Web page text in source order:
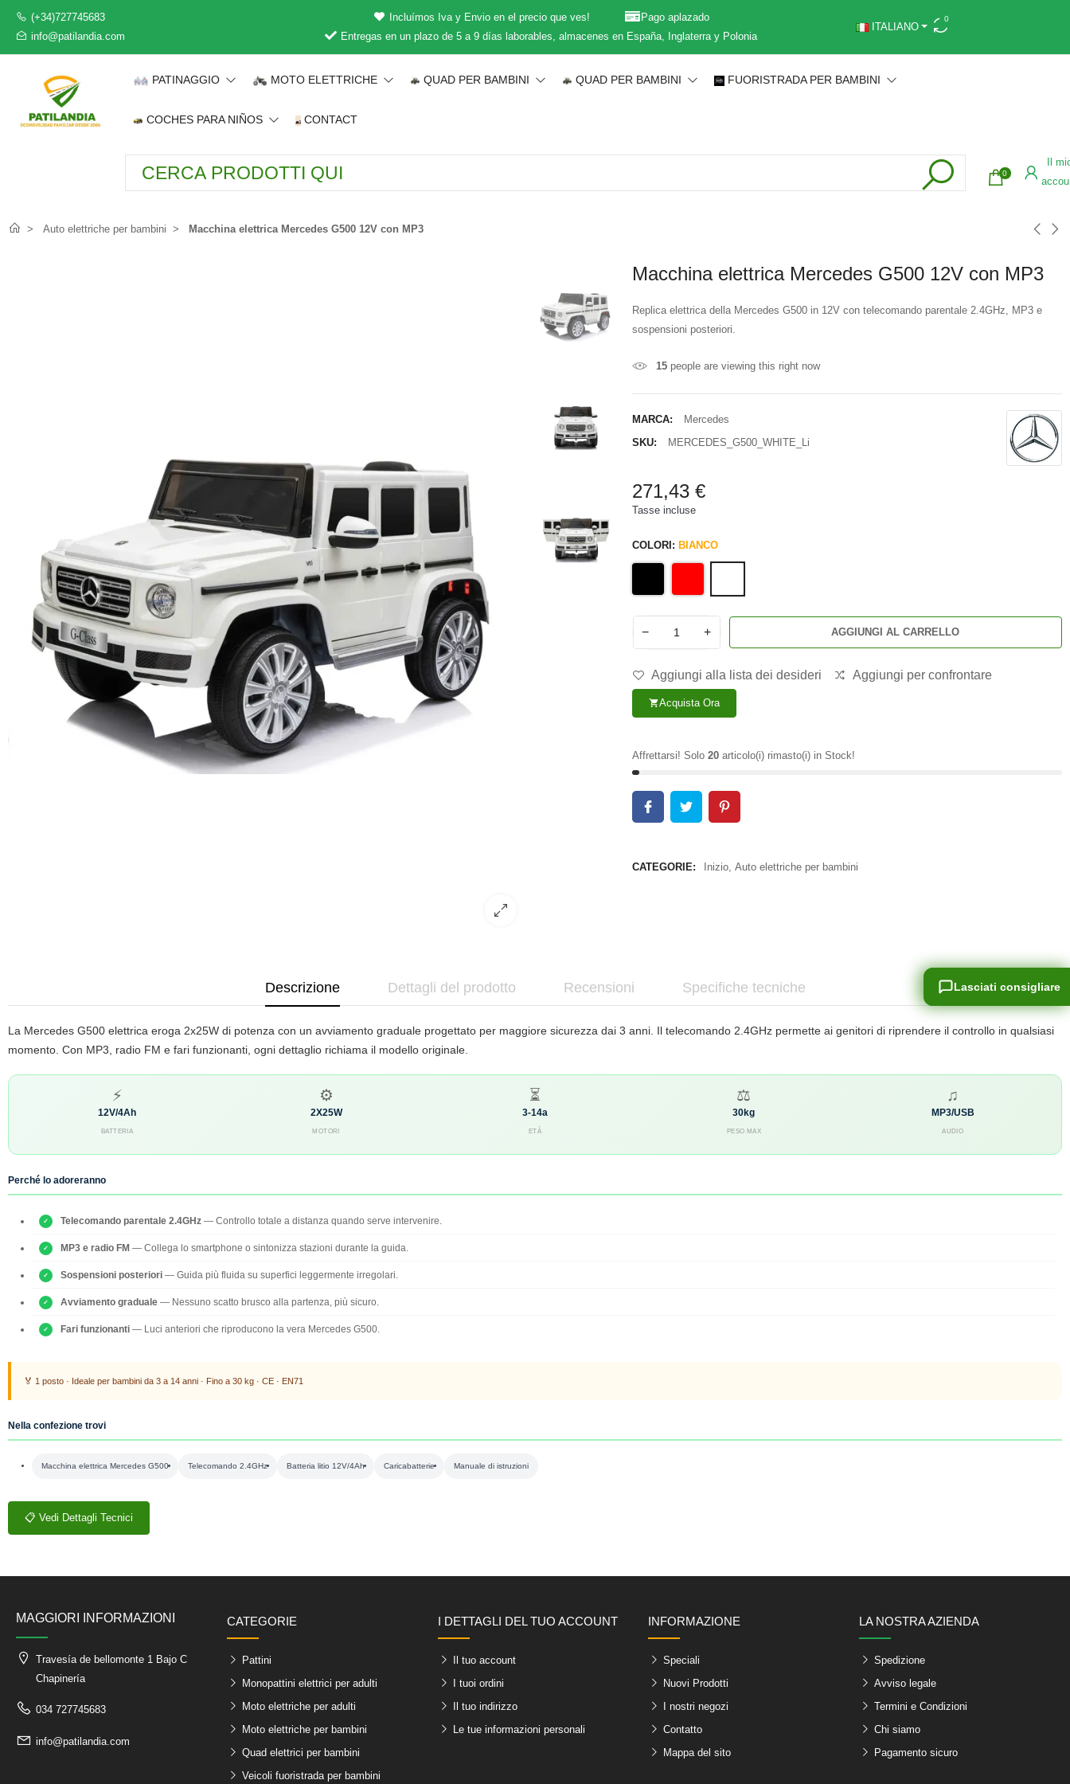
(+34)727745683
info@patilandia.com
Incluímos Iva y Envio en el precio que ves!
Pago aplazado
Entregas en un plazo de 5 a 9 días laborables, almacenes en España, Inglaterra y Polonia
ITALIANO
0
PATINAGGIO MOTO ELETTRICHE QUAD PER BAMBINI QUAD PER BAMBINI FUORISTRADA PER BAMBINI
COCHES PARA NIÑOS CONTACT
0
Il
Auto elettriche per bambini Macchina elettrica Mercedes G500 12V con MP3
Macchina elettrica Mercedes G500 12V con MP3
Replica elettrica della Mercedes G500 in 12V con telecomando parentale 2.4GHz, MP3 e
sospensioni posteriori.
15people are viewing this right now
MARCA:
Mercedes
SKU:
MERCEDES_G500_WHITE_Li
271,43 €
Tasse incluse
COLORI: BIANCO
− + AGGIUNGI AL CARRELLO
Aggiungi alla lista dei desideri Aggiungi per confrontare
shopping_cartAcquista Ora
Affrettarsi! Solo 20articolo(i) rimasto(i) in Stock!
CATEGORIE: Inizio, Auto elettriche per bambini
Descrizione Dettagli del prodotto Recensioni Specifiche tecniche
La Mercedes G500 elettrica eroga 2x25W di potenza con un avviamento graduale progettato per maggiore sicurezza dai 3 anni. Il telecomando 2.4GHz permette ai genitori di riprendere il controllo in qualsiasi
momento. Con MP3, radio FM e fari funzionanti, ogni dettaglio richiama il modello originale.
⚡
12V/4Ah
BATTERIA
⚙
2X25W
MOTORI
⏳
3-14a
ETÀ
⚖
30kg
PESO MAX
♫
MP3/USB
AUDIO
Perché lo adoreranno
Telecomando parentale 2.4GHz — Controllo totale a distanza quando serve intervenire.
MP3 e radio FM — Collega lo smartphone o sintonizza stazioni durante la guida.
Sospensioni posteriori — Guida più fluida su superfici leggermente irregolari.
Avviamento graduale — Nessuno scatto brusco alla partenza, più sicuro.
Fari funzionanti — Luci anteriori che riproducono la vera Mercedes G500.
🏅 1 posto · Ideale per bambini da 3 a 14 anni · Fino a 30 kg · CE · EN71
Nella confezione trovi
Macchina elettrica Mercedes G500 Telecomando 2.4GHz Batteria litio 12V/4Ah Caricabatterie Manuale di istruzioni
📋 Vedi Dettagli Tecnici
MAGGIORI INFORMAZIONI
Travesía de bellomonte 1 Bajo C
Chapinería
034 727745683
info@patilandia.com
CATEGORIE
Pattini
Monopattini elettrici per adulti
Moto elettriche per adulti
Moto elettriche per bambini
Quad elettrici per bambini
Veicoli fuoristrada per bambini
I DETTAGLI DEL TUO ACCOUNT
Il tuo account
I tuoi ordini
Il tuo indirizzo
Le tue informazioni personali
INFORMAZIONE
Speciali
Nuovi Prodotti
I nostri negozi
Contatto
Mappa del sito
LA NOSTRA AZIENDA
Spedizione
Avviso legale
Termini e Condizioni
Chi siamo
Pagamento sicuro
Lasciati consigliare
Lasciati consigliare